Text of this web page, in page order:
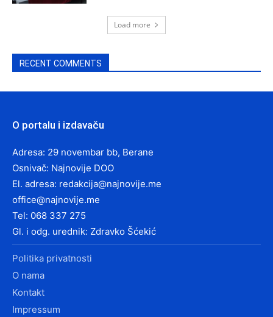
Load more
RECENT COMMENTS
O portalu i izdavaču
Adresa: 29 novembar bb, Berane
Osnivač: Najnovije DOO
El. adresa: redakcija@najnovije.me
office@najnovije.me
Tel: 068 337 275
Gl. i odg. urednik: Zdravko Šćekić
Politika privatnosti
O nama
Kontakt
Impressum